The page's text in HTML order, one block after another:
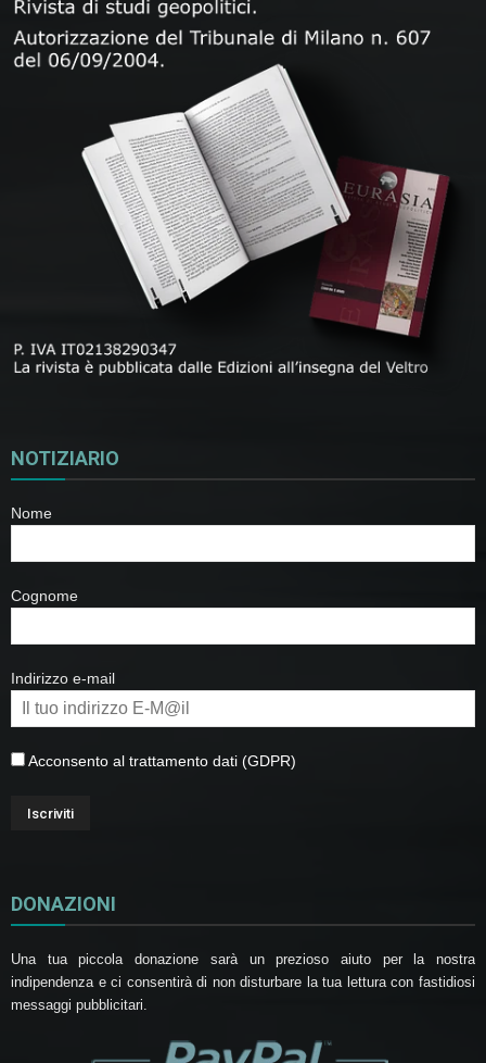
NOTIZIARIO
Nome
Cognome
Indirizzo e-mail
Acconsento al trattamento dati (GDPR)
DONAZIONI
Una tua piccola donazione sarà un prezioso aiuto per la nostra
indipendenza e ci consentirà di non disturbare la tua lettura con fastidiosi
messaggi pubblicitari.